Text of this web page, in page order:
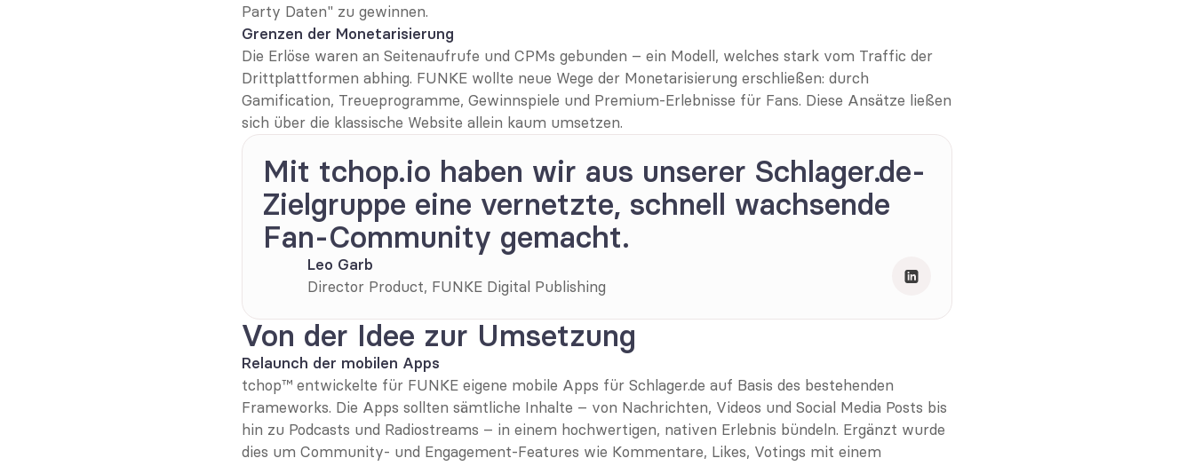
Party Daten" zu gewinnen.
Grenzen der Monetarisierung
Die Erlöse waren an Seitenaufrufe und CPMs gebunden – ein Modell, welches stark vom Traffic der
Drittplattformen abhing. FUNKE wollte neue Wege der Monetarisierung erschließen: durch
Gamification, Treueprogramme, Gewinnspiele und Premium-Erlebnisse für Fans. Diese Ansätze ließen
sich über die klassische Website allein kaum umsetzen.
Mit tchop.io haben wir aus unserer Schlager.de-
Zielgruppe eine vernetzte, schnell wachsende
Fan-Community gemacht.
Leo Garb
Director Product, FUNKE Digital Publishing
Von der Idee zur Umsetzung
Relaunch der mobilen Apps
tchop™ entwickelte für FUNKE eigene mobile Apps für Schlager.de auf Basis des bestehenden
Frameworks. Die Apps sollten sämtliche Inhalte – von Nachrichten, Videos und Social Media Posts bis
hin zu Podcasts und Radiostreams – in einem hochwertigen, nativen Erlebnis bündeln. Ergänzt wurde
dies um Community- und Engagement-Features wie Kommentare, Likes, Votings mit einem